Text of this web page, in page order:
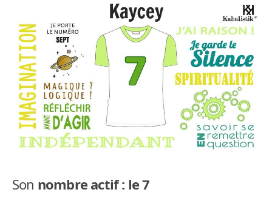
Son nombre actif : le 7
THÈME « DOUBLE JE »
APPRENDRE LA NUMÉROLOGIE
EXPLORER LA NUMÉROLOGIE
70.000 PRÉNOMS
(À PROPOS)